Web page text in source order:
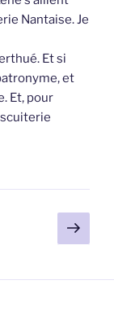
Nantaise. Je
Et si
et
Et, pour
Page